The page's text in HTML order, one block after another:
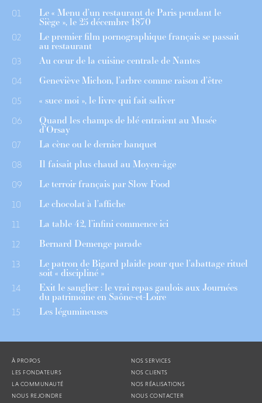
01 Le « Menu d’un restaurant de Paris pendant le
Siège », le 25 décembre 1870
02 Le premier film pornographique français se passait
au restaurant
03 Au cœur de la cuisine centrale de Nantes
04 Geneviève Michon, l’arbre comme raison d’être
05 « suce moi », le livre qui fait saliver
06 Quand les champs de blé entraient au Musée
d’Orsay
07 La cène ou le dernier banquet
08 Il faisait plus chaud au Moyen-âge
09 Le terroir français par Slow Food
10 Le chocolat à l’affiche
11 La table 42, l’infini commence ici
12 Bernard Demenge parade
13 Le patron de Bigard plaide pour que l’abattage rituel
soit « discipliné »
14 Exit le sanglier : le vrai repas gaulois aux Journées
du patrimoine en Saône-et-Loire
15 Les légumineuses
À PROPOS
LES FONDATEURS
LA COMMUNAUTÉ
NOUS REJOINDRE
NOS SERVICES
NOS CLIENTS
NOS RÉALISATIONS
NOUS CONTACTER